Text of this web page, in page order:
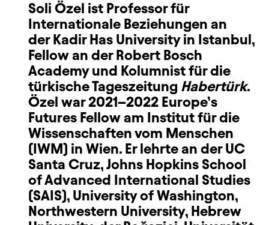
Soli Özel ist Professor für
Internationale Beziehungen an
der Kadir Has University in Istanbul,
Fellow an der Robert Bosch
Academy und Kolumnist für die
türkische Tageszeitung Habertürk.
Özel war 2021–2022 Europe’s
Futures Fellow am Institut für die
Wissenschaften vom Menschen
(IWM) in Wien. Er lehrte an der UC
Santa Cruz, Johns Hopkins School
of Advanced International Studies
(SAIS), University of Washington,
Northwestern University, Hebrew